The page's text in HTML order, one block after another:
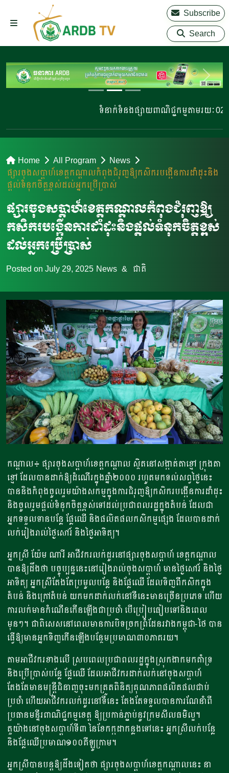
Subscribe
Search
ទំនាក់ទំនងផ្សាយពាណិជ្ជកម្មតាមរយៈ 023 220
Home All Program
News
ផ្សារចុងសប្តាហ៍ខេត្តកណ្តាលកំពុងជំរុញឱ្យកសិករបង្កើនការដាំដុះនិង
ផ្តល់ទំនុកចិត្តខ្ពស់ដល់អ្នកប្រើប្រាស់
ផ្សារចុងសប្តាហ៍ខេត្តកណ្តាលកំពុងជំរុញឱ្យ
កសិករបង្កើនការដាំដុះនិងផ្តល់ទំនុកចិត្តខ្ពស់
ដល់អ្នកប្រើប្រាស់
Posted on July 29, 2025 News & ជាតិ
កណ្តាល៖ ផ្សារចុងសប្តាហ៍ខេត្តកណ្តាល ស្ថិតនៅសង្កាត់តាខ្មៅ ក្រុងតា
ខ្មៅ ដែលបានដាក់ឱ្យដំណើរក្នុងឆ្នាំ២០០០ រហូតមកទល់សព្វថ្ងៃនេះ
បាននិងកំពុងចូលរួមយ៉ាងសកម្មក្នុងការជំរុញឱ្យកសិករបង្កើនការដាំដុះ
និងចូលរួមផ្តល់ទំនុកចិត្តខ្ពស់ទៅដល់ប្រជាពលរដ្ឋក្នុងតំបន់ ដែលជា
អ្នកទទួលទានបន្លែ ផ្លែឈើ និងផលិតផលកសិកម្មផ្សេង ដែលបានដាក់
លក់រៀងរាល់ថ្ងៃសៅរ៍ និងថ្ងៃអាទិត្យ។
អ្នកស្រី យ៉ែម ណារី អាជីវករលក់ដូរនៅផ្សារចុងសប្តាហ៍ ខេត្តកណ្តាល
បានឱ្យដឹងថា បច្ចុប្បន្ននេះនៅរៀងរាល់ចុងសប្តាហ៍ មានថ្ងៃសៅរ៍ និងថ្ងៃ
អាទិត្យ អ្នកស្រីតែងតែប្រមូលបន្លែ និងផ្លែឈើ ដែលទិញពីកសិកក្នុង
តំបន់ និងក្រៅតំបន់ យកមកដាក់លក់នៅទីនេះមានច្រើនប្រភេទ ហើយ
ការលក់មានកំណើនកើនឡើងជាប្រចាំ បើប្រៀបធៀបទៅនិងពេល
មុនៗ។ ជាពិសេសនៅពេលមានការបិទច្រកព្រំដែនរវាងកម្ពុជា-ថៃ បាន
ធ្វើឱ្យមានអ្នកទិញកើនឡើងបន្ថែមប្រមាណ៣០ភាគរយ។
តាមអាជីវករខាងលើ ស្របពេលប្រជាពលរដ្ឋក្នុងស្រុកងាកមកគាំទ្រ
និងប្រើប្រាស់បន្លែ ផ្លែឈើ ដែលអាជីវករដាក់លក់នៅចុងសប្តាហ៍
តែងតែមានមន្ត្រីជំនាញចុះមកត្រួតពិនិត្យគុណភាពផលិតផលជាប់
ប្រចាំ ហើយអាជីវករលក់ដូរនៅទីនេះ តែងតែទទួលបានការណែនាំពី
ប្រធានមន្ទីរពាណិជ្ជកម្មខេត្ត ឱ្យប្រកាន់ភ្ជាប់នូវក្រមសីលធម៌ល្អ។
តួយ៉ាងនៅចុងសប្តាហ៍ទី៣ នៃខែកក្កដាកន្លងទៅនេះ អ្នកស្រីលក់បន្លែ
និងផ្លែឈើប្រមាណ១០០គីឡូក្រាម។
អ្នកស្រីបានបន្តឱ្យដឹងទៀតថា ផ្សារចុងសប្តាហ៍ខេត្តកណ្តាលនេះ នា